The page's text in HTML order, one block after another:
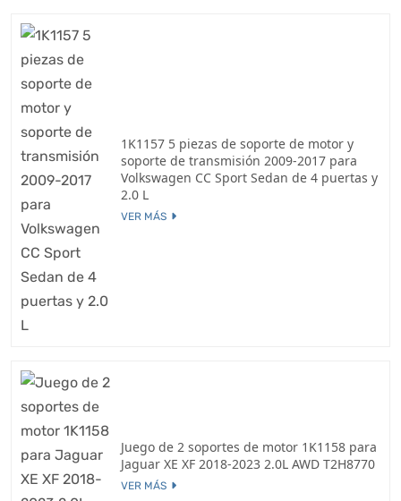
1K1157 5 piezas de soporte de motor y
soporte de transmisión 2009-2017 para
Volkswagen CC Sport Sedan de 4 puertas y
2.0 L
VER MÁS
Juego de 2 soportes de motor 1K1158 para
Jaguar XE XF 2018-2023 2.0L AWD T2H8770
VER MÁS